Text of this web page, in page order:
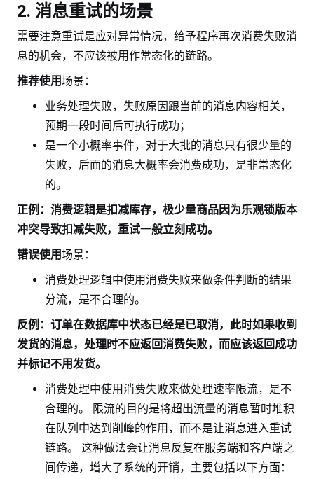
2. 消息重试的场景
需要注意重试是应对异常情况，给予程序再次消费失败消
息的机会，不应该被用作常态化的链路。
推荐使用场景：
业务处理失败，失败原因跟当前的消息内容相关，
预期一段时间后可执行成功；
是一个小概率事件，对于大批的消息只有很少量的
失败，后面的消息大概率会消费成功，是非常态化
的。
正例：消费逻辑是扣减库存，极少量商品因为乐观锁版本
冲突导致扣减失败，重试一般立刻成功。
错误使用场景：
消费处理逻辑中使用消费失败来做条件判断的结果
分流，是不合理的。
反例：订单在数据库中状态已经是已取消，此时如果收到
发货的消息，处理时不应返回消费失败，而应该返回成功
并标记不用发货。
消费处理中使用消费失败来做处理速率限流，是不
合理的。 限流的目的是将超出流量的消息暂时堆积
在队列中达到削峰的作用，而不是让消息进入重试
链路。 这种做法会让消息反复在服务端和客户端之
间传递，增大了系统的开销，主要包括以下方面：